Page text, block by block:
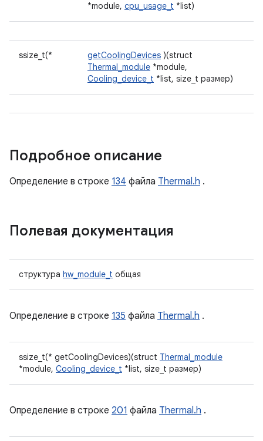
*module, cpu_usage_t *list)
ssize_t(* getCoolingDevices )(struct
Thermal_module *module,
Cooling_device_t *list, size_t размер)
Подробное описание
Определение в строке 134 файла Thermal.h .
Полевая документация
структура hw_module_t общая
Определение в строке 135 файла Thermal.h .
ssize_t(* getCoolingDevices)(struct Thermal_module
*module, Cooling_device_t *list, size_t размер)
Определение в строке 201 файла Thermal.h .